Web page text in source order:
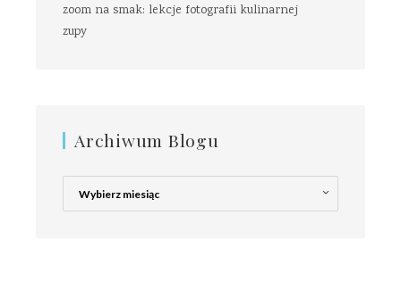
zoom na smak: lekcje fotografii kulinarnej
zupy
Archiwum Blogu
Archiwum
Blogu